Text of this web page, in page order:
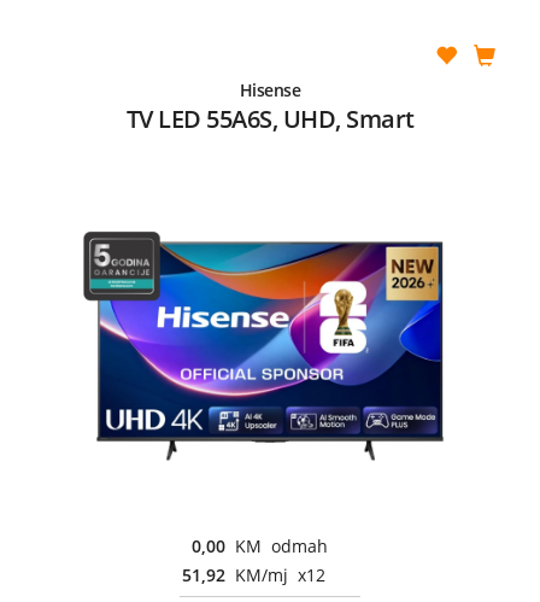
Hisense
TV LED 55A6S, UHD, Smart
0,00 KM odmah
51,92 KM/mj x12